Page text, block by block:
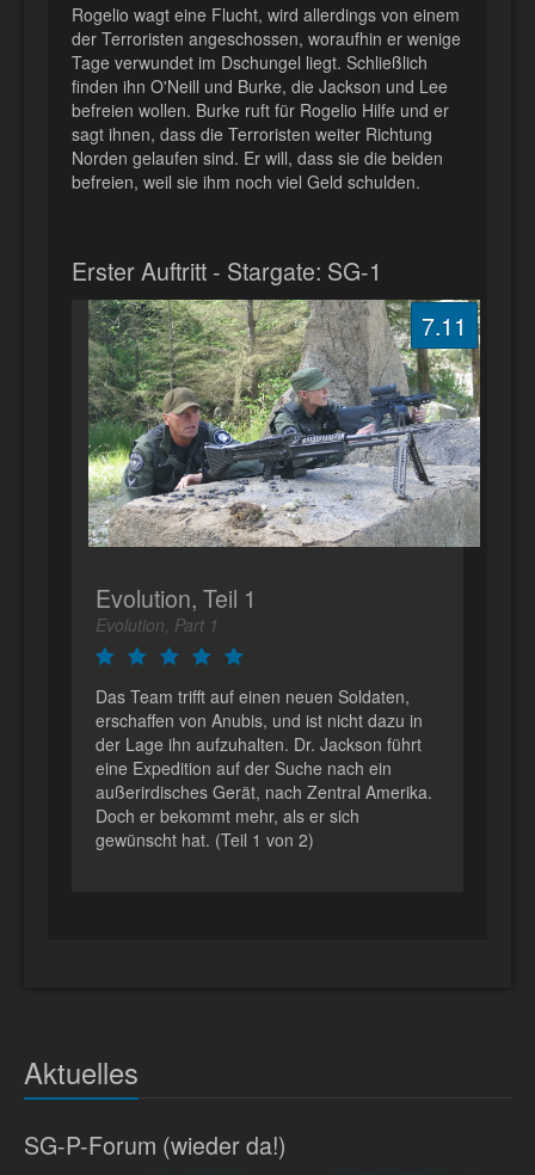
Rogelio wagt eine Flucht, wird allerdings von einem
der Terroristen angeschossen, woraufhin er wenige
Tage verwundet im Dschungel liegt. Schließlich
finden ihn O'Neill und Burke, die Jackson und Lee
befreien wollen. Burke ruft für Rogelio Hilfe und er
sagt ihnen, dass die Terroristen weiter Richtung
Norden gelaufen sind. Er will, dass sie die beiden
befreien, weil sie ihm noch viel Geld schulden.
Erster Auftritt - Stargate: SG-1
7.11
Evolution, Teil 1
Evolution, Part 1
Das Team trifft auf einen neuen Soldaten,
erschaffen von Anubis, und ist nicht dazu in
der Lage ihn aufzuhalten. Dr. Jackson führt
eine Expedition auf der Suche nach ein
außerirdisches Gerät, nach Zentral Amerika.
Doch er bekommt mehr, als er sich
gewünscht hat. (Teil 1 von 2)
Aktuelles
SG-P-Forum (wieder da!)